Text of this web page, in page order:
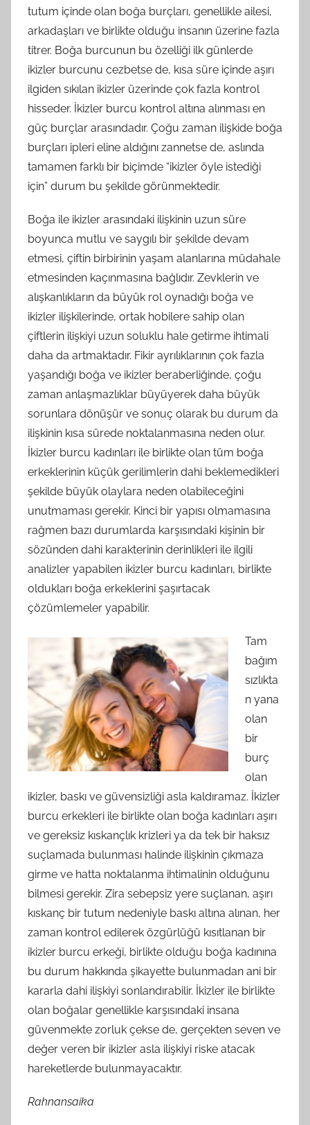
tutum içinde olan boğa burçları, genellikle ailesi,
arkadaşları ve birlikte olduğu insanın üzerine fazla
titrer. Boğa burcunun bu özelliği ilk günlerde
ikizler burcunu cezbetse de, kısa süre içinde aşırı
ilgiden sıkılan ikizler üzerinde çok fazla kontrol
hisseder. İkizler burcu kontrol altına alınması en
güç burçlar arasındadır. Çoğu zaman ilişkide boğa
burçları ipleri eline aldığını zannetse de, aslında
tamamen farklı bir biçimde “ikizler öyle istediği
için” durum bu şekilde görünmektedir.
Boğa ile ikizler arasındaki ilişkinin uzun süre
boyunca mutlu ve saygılı bir şekilde devam
etmesi, çiftin birbirinin yaşam alanlarına müdahale
etmesinden kaçınmasına bağlıdır. Zevklerin ve
alışkanlıkların da büyük rol oynadığı boğa ve
ikizler ilişkilerinde, ortak hobilere sahip olan
çiftlerin ilişkiyi uzun soluklu hale getirme ihtimali
daha da artmaktadır. Fikir ayrılıklarının çok fazla
yaşandığı boğa ve ikizler beraberliğinde, çoğu
zaman anlaşmazlıklar büyüyerek daha büyük
sorunlara dönüşür ve sonuç olarak bu durum da
ilişkinin kısa sürede noktalanmasına neden olur.
İkizler burcu kadınları ile birlikte olan tüm boğa
erkeklerinin küçük gerilimlerin dahi beklemedikleri
şekilde büyük olaylara neden olabileceğini
unutmaması gerekir. Kinci bir yapısı olmamasına
rağmen bazı durumlarda karşısındaki kişinin bir
sözünden dahi karakterinin derinlikleri ile ilgili
analizler yapabilen ikizler burcu kadınları, birlikte
oldukları boğa erkeklerini şaşırtacak
çözümlemeler yapabilir.
Tam
bağım
sızlıkta
n yana
olan
bir
burç
olan
ikizler, baskı ve güvensizliği asla kaldıramaz. İkizler
burcu erkekleri ile birlikte olan boğa kadınları aşırı
ve gereksiz kıskançlık krizleri ya da tek bir haksız
suçlamada bulunması halinde ilişkinin çıkmaza
girme ve hatta noktalanma ihtimalinin olduğunu
bilmesi gerekir. Zira sebepsiz yere suçlanan, aşırı
kıskanç bir tutum nedeniyle baskı altına alınan, her
zaman kontrol edilerek özgürlüğü kısıtlanan bir
ikizler burcu erkeği, birlikte olduğu boğa kadınına
bu durum hakkında şikayette bulunmadan ani bir
kararla dahi ilişkiyi sonlandırabilir. İkizler ile birlikte
olan boğalar genellikle karşısındaki insana
güvenmekte zorluk çekse de, gerçekten seven ve
değer veren bir ikizler asla ilişkiyi riske atacak
hareketlerde bulunmayacaktır.
Rahnansaika